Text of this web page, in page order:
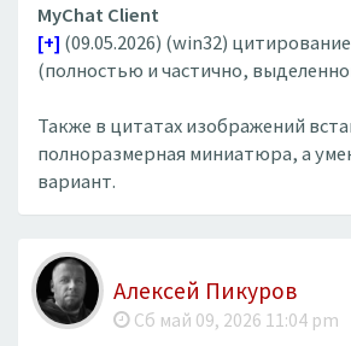
MyChat Client
[+] (09.05.2026) (win32)
(полностью и частично,
Также в цитатах изображений
полноразмерная миниатюра, а
вариант.
Алексей Пикуров
Сб май 09, 2026 11:04 pm